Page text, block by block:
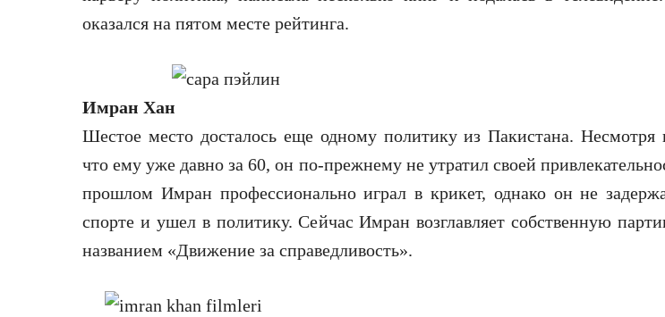
оказался на пятом месте рейтинга.
Имран Хан
Шестое место досталось еще одному политику из Пакистана. Несмотря
что ему уже давно за 60, он по-прежнему не утратил своей
прошлом Имран профессионально играл в крикет, однако он не
спорте и ушел в политику. Сейчас Имран возглавляет собственную
названием «Движение за справедливость».